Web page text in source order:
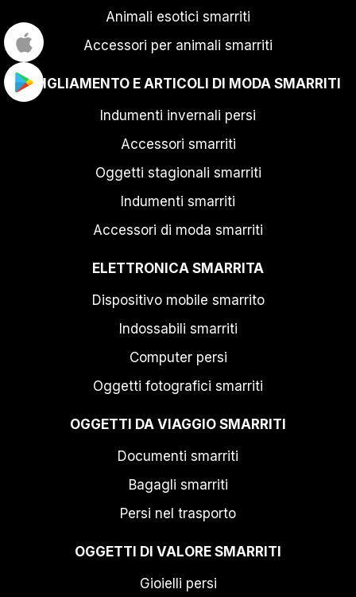
Animali esotici smarriti
Accessori per animali smarriti
ABBIGLIAMENTO E ARTICOLI DI MODA SMARRITI
Indumenti invernali persi
Accessori smarriti
Oggetti stagionali smarriti
Indumenti smarriti
Accessori di moda smarriti
ELETTRONICA SMARRITA
Dispositivo mobile smarrito
Indossabili smarriti
Computer persi
Oggetti fotografici smarriti
OGGETTI DA VIAGGIO SMARRITI
Documenti smarriti
Bagagli smarriti
Persi nel trasporto
OGGETTI DI VALORE SMARRITI
Gioielli persi